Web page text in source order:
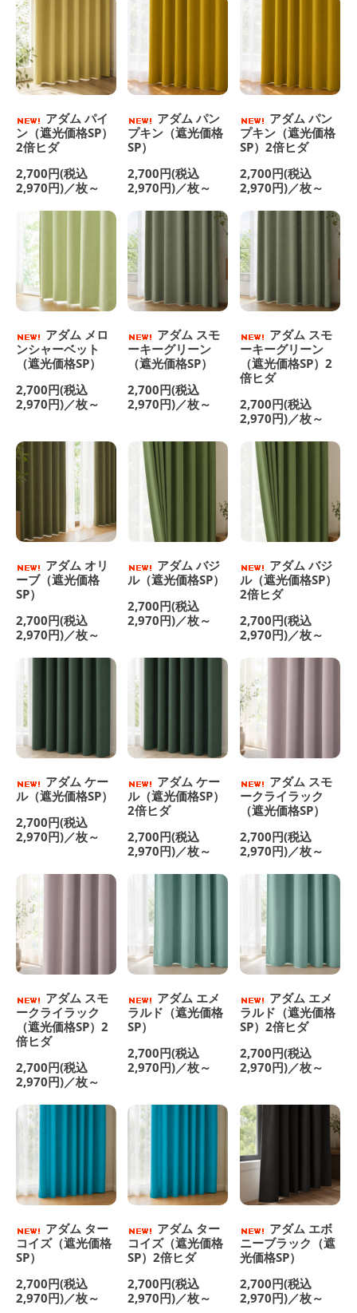
アダム パイ
ン（遮光価格SP）
2倍ヒダ
2,700円(税込
2,970円)／枚～
アダム パン
プキン（遮光価格
SP）
2,700円(税込
2,970円)／枚～
アダム パン
プキン（遮光価格
SP）2倍ヒダ
2,700円(税込
2,970円)／枚～
アダム メロ
ンシャーベット
（遮光価格SP）
2,700円(税込
2,970円)／枚～
アダム スモ
ーキーグリーン
（遮光価格SP）
2,700円(税込
2,970円)／枚～
アダム スモ
ーキーグリーン
（遮光価格SP）2
倍ヒダ
2,700円(税込
2,970円)／枚～
アダム オリ
ーブ（遮光価格
SP）
2,700円(税込
2,970円)／枚～
アダム バジ
ル（遮光価格SP）
2,700円(税込
2,970円)／枚～
アダム バジ
ル（遮光価格SP）
2倍ヒダ
2,700円(税込
2,970円)／枚～
アダム ケー
ル（遮光価格SP）
2,700円(税込
2,970円)／枚～
アダム ケー
ル（遮光価格SP）
2倍ヒダ
2,700円(税込
2,970円)／枚～
アダム スモ
ークライラック
（遮光価格SP）
2,700円(税込
2,970円)／枚～
アダム スモ
ークライラック
（遮光価格SP）2
倍ヒダ
2,700円(税込
2,970円)／枚～
アダム エメ
ラルド（遮光価格
SP）
2,700円(税込
2,970円)／枚～
アダム エメ
ラルド（遮光価格
SP）2倍ヒダ
2,700円(税込
2,970円)／枚～
アダム ター
コイズ（遮光価格
SP）
2,700円(税込
2,970円)／枚～
アダム ター
コイズ（遮光価格
SP）2倍ヒダ
2,700円(税込
2,970円)／枚～
アダム エボ
ニーブラック（遮
光価格SP）
2,700円(税込
2,970円)／枚～